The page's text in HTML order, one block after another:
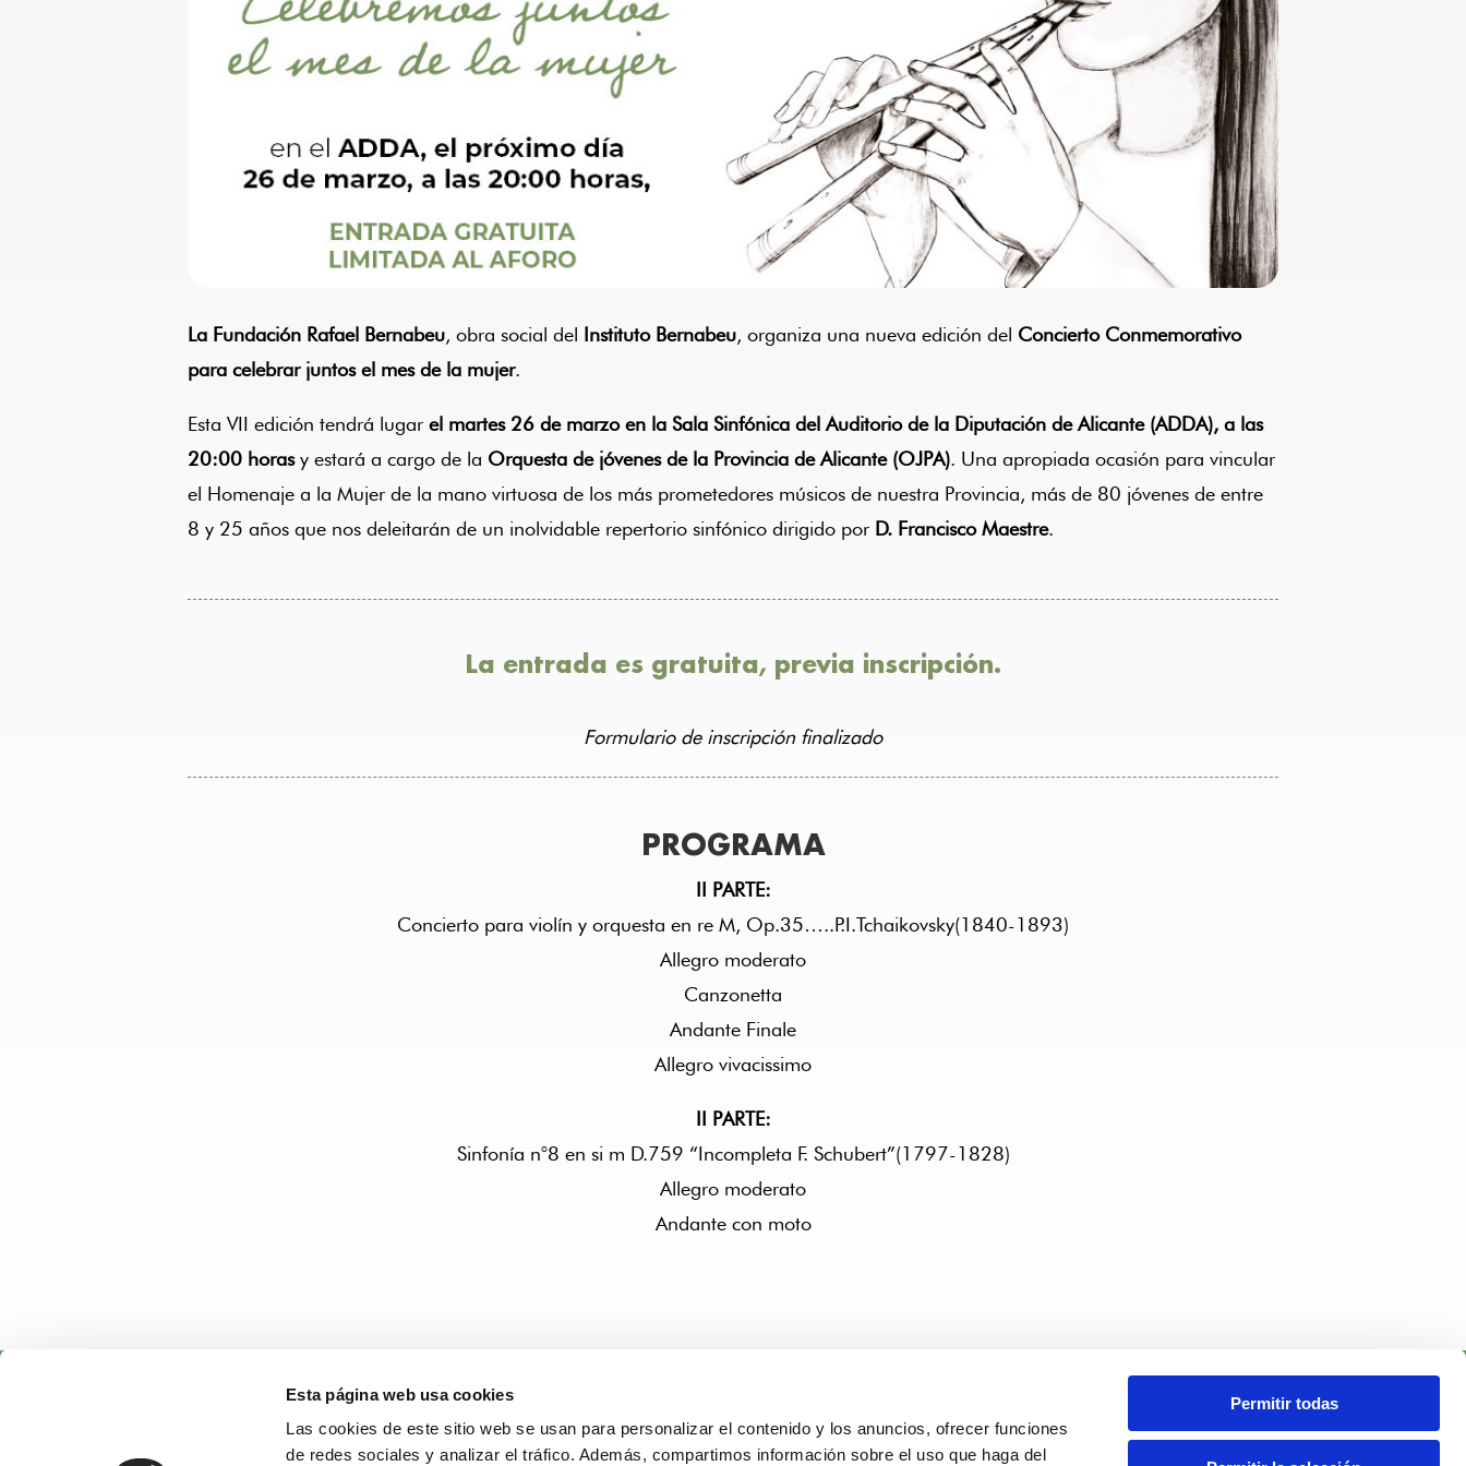
Esta página web usa cookies
Las cookies de este sitio web se usan para personalizar el contenido y los anuncios, ofrecer funciones
de redes sociales y analizar el tráfico. Además, compartimos información sobre el uso que haga del
Permitir todas
La Fundación Rafael Bernabeu, obra social del Instituto Bernabeu, organiza una nueva edición del Concierto Conmemorativo
para celebrar juntos el mes de la mujer.
Esta VII edición tendrá lugar el martes 26 de marzo en la Sala Sinfónica del Auditorio de la Diputación de Alicante (ADDA), a las
20:00 horasy estará a cargo de la Orquesta de jóvenes de la Provincia de Alicante (OJPA). Una apropiada ocasión para vincular
el Homenaje a la Mujer de la mano virtuosa de los más prometedores músicos de nuestra Provincia, más de 80 jóvenes de entre
8 y 25 años que nos deleitarán de un inolvidable repertorio sinfónico dirigido por D. Francisco Maestre.
La entrada es gratuita, previa inscripción.
Formulario de inscripción finalizado
PROGRAMA
II PARTE:
Concierto para violín y orquesta en re M, Op.35…..P.I.Tchaikovsky(1840-1893)
Allegro moderato
Canzonetta
Andante Finale
Allegro vivacissimo
II PARTE:
Sinfonía n°8 en si m D.759 “Incompleta F. Schubert”(1797-1828)
Allegro moderato
Andante con moto
SECCIONES REDES SOCIALES